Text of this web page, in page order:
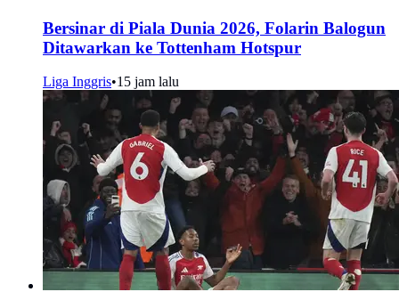
Bersinar di Piala Dunia 2026, Folarin Balogun
Ditawarkan ke Tottenham Hotspur
Liga Inggris•15 jam lalu